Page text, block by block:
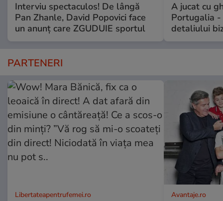
Interviu spectaculos! De lângă
Pan Zhanle, David Popovici face
un anunț care ZGUDUIE sportul
A jucat cu
Portugalia -
detaliului
PARTENERI
Libertateapentrufemei.ro Avantaje.ro